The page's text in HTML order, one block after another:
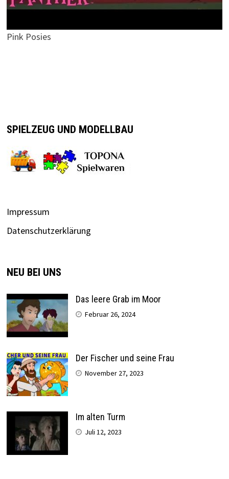
Pink Posies
SPIELZEUG UND MODELLBAU
Impressum
Datenschutzerklärung
NEU BEI UNS
Das leere Grab im Moor
Februar 26, 2024
Der Fischer und seine Frau
November 27, 2023
Im alten Turm
Juli 12, 2023